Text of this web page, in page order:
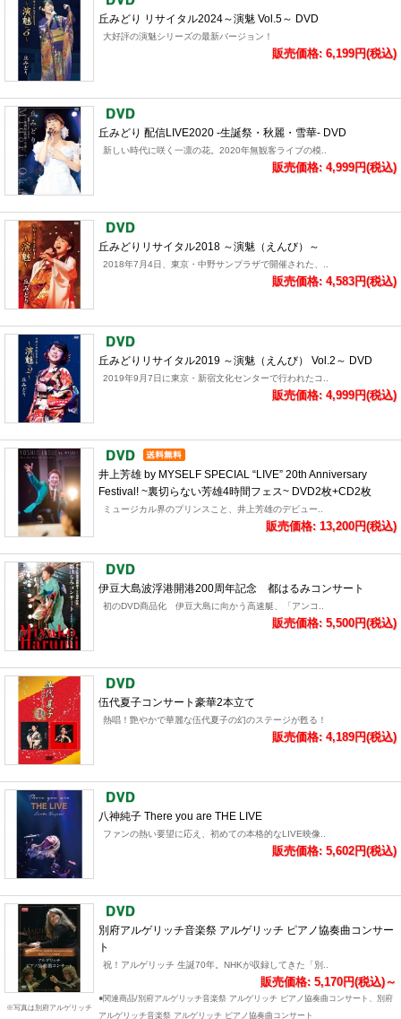
丘みどり リサイタル2024～演魅 Vol.5～ DVD
大好評の演魅シリーズの最新バージョン！
販売価格: 6,199円(税込)
丘みどり 配信LIVE2020 -生誕祭・秋麗・雪華- DVD
新しい時代に咲く一凛の花。2020年無観客ライブの模..
販売価格: 4,999円(税込)
丘みどりリサイタル2018 ～演魅（えんび）～
2018年7月4日、東京・中野サンプラザで開催された、..
販売価格: 4,583円(税込)
丘みどりリサイタル2019 ～演魅（えんび） Vol.2～ DVD
2019年9月7日に東京・新宿文化センターで行われたコ..
販売価格: 4,999円(税込)
井上芳雄 by MYSELF SPECIAL “LIVE” 20th Anniversary
Festival! ~裏切らない芳雄4時間フェス~ DVD2枚+CD2枚
ミュージカル界のプリンスこと、井上芳雄のデビュー..
販売価格: 13,200円(税込)
伊豆大島波浮港開港200周年記念 都はるみコンサート
初のDVD商品化 伊豆大島に向かう高速艇、「アンコ..
販売価格: 5,500円(税込)
伍代夏子コンサート豪華2本立て
熱唱！艶やかで華麗な伍代夏子の幻のステージが甦る！
販売価格: 4,189円(税込)
八神純子 There you are THE LIVE
ファンの熱い要望に応え、初めての本格的なLIVE映像..
販売価格: 5,602円(税込)
※写真は別府アルゲリッチ
別府アルゲリッチ音楽祭 アルゲリッチ ピアノ協奏曲コンサー
ト
祝！アルゲリッチ 生誕70年。NHKが収録してきた「別..
販売価格: 5,170円(税込)～
●関連商品/別府アルゲリッチ音楽祭 アルゲリッチ ピアノ協奏曲コンサート、別府
アルゲリッチ音楽祭 アルゲリッチ ピアノ協奏曲コンサート